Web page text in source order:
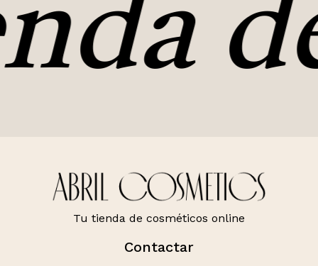
Tu tienda de cosméticos online
Contactar